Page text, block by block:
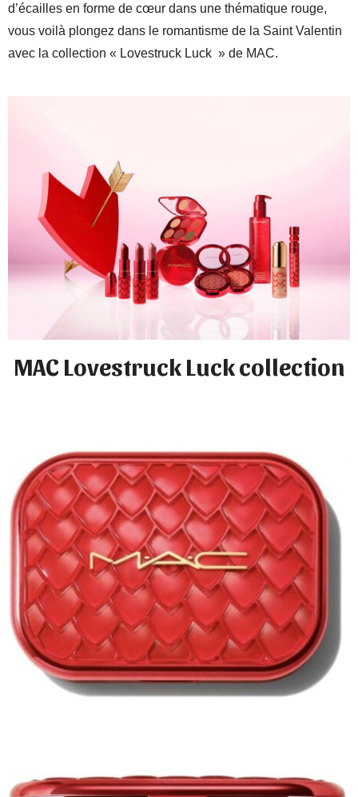
d’écailles en forme de cœur dans une thématique rouge,
vous voilà plongez dans le romantisme de la Saint Valentin
avec la collection « Lovestruck Luck » de MAC.
MAC Lovestruck Luck collection